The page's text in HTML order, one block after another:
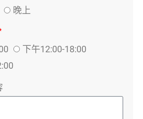
晚上
下午12:00-18:00